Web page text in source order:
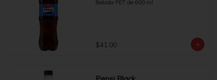
Bebida PET de 600 ml
$41.00